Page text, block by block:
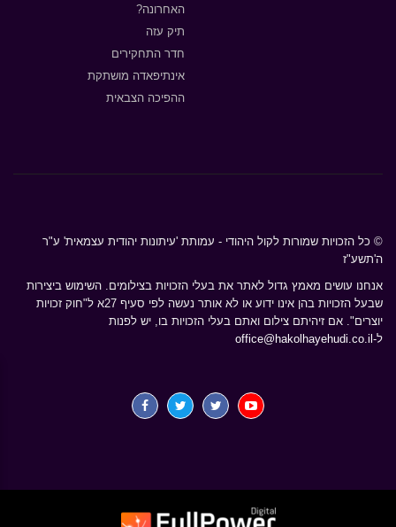
האחרונה?
תיק עזה
חדר התחקירים
אינתיפאדה מושתקת
ההפיכה הצבאית
© כל הזכויות שמורות לקול היהודי - עמותת 'עיתונות יהודית עצמאית' ע"ר
ה'תשע"ז
אנחנו עושים מאמץ גדול לאתר את בעלי הזכויות בצילומים. השימוש ביצירות
שבעל הזכויות בהן אינו ידוע או לא אותר נעשה לפי סעיף 27א ל"חוק זכויות
יוצרים". אם זיהיתם צילום ואתם בעלי הזכויות בו, יש לפנות
ל- office@hakolhayehudi.co.il